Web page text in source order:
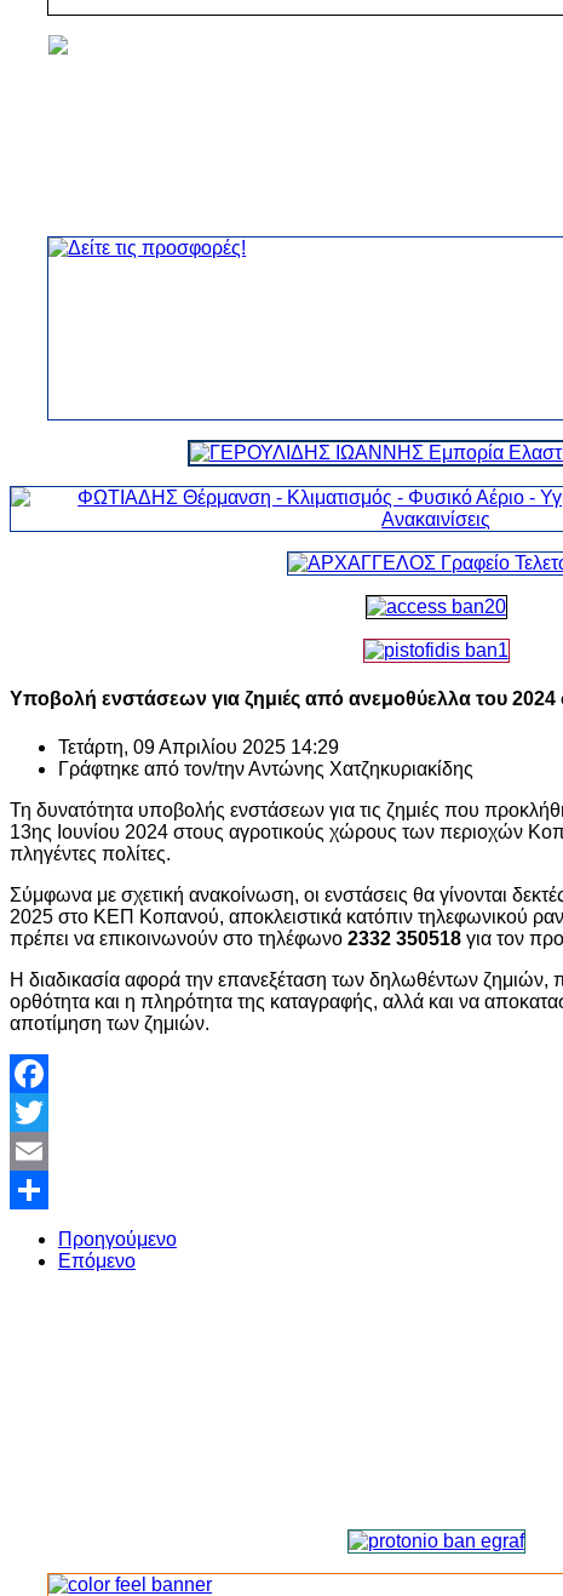
Υποβολή ενστάσεων για ζημιές από ανεμοθύελλα του 2024
Τετάρτη, 09 Απριλίου 2025 14:29
Γράφτηκε από τον/τηνΑντώνης Χατζηκυριακίδης
Τη δυνατότητα υποβολής ενστάσεων για τις ζημιές που
13ης Ιουνίου 2024 στους αγροτικούς χώρους των περιοχών
πληγέντες πολίτες.
Σύμφωνα με σχετική ανακοίνωση, οι ενστάσεις θα γίνονται
2025 στο ΚΕΠ Κοπανού, αποκλειστικά κατόπιν τηλεφωνικού
πρέπει να επικοινωνούν στο τηλέφωνο 2332 350518 για τον
Η διαδικασία αφορά την επανεξέταση των δηλωθέντων ζημιών,
ορθότητα και η πληρότητα της καταγραφής, αλλά και να
αποτίμηση των ζημιών.
Facebook
Twitter
Email
Share
Προηγούμενο
Επόμενο